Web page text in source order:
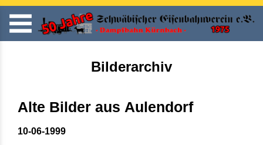
Bilderarchiv
Alte Bilder aus Aulendorf
10-06-1999